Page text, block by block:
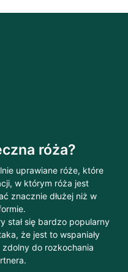
róża?
uprawiane róże, które
w którym róża jest
znacznie dłużej niż w
stał się bardzo popularny
że jest to wspaniały
do rozkochania